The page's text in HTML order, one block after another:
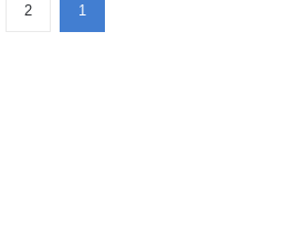
1
2